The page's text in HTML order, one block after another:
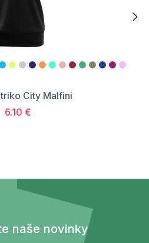
City Malfini
6.10 €
naše novinky